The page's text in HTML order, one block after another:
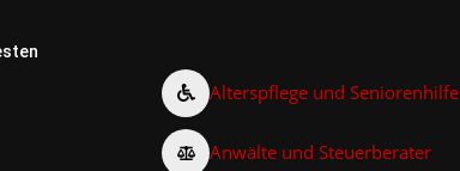
Alterspflege und Seniorenhilfe
Anwälte und Steuerberater